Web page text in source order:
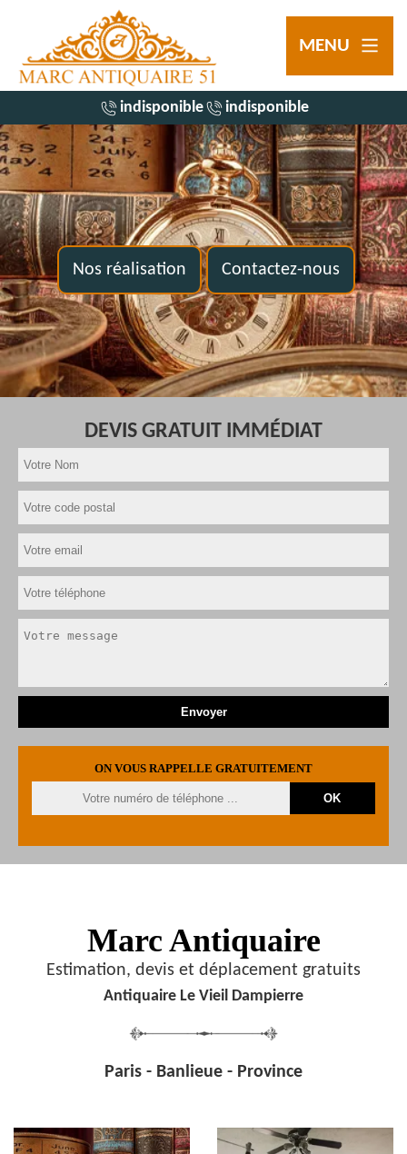
MENU
indisponible indisponible
Nos réalisation Contactez-nous
DEVIS GRATUIT IMMÉDIAT
ON VOUS RAPPELLE GRATUITEMENT
Marc Antiquaire
Estimation, devis et déplacement gratuits
Antiquaire Le Vieil Dampierre
Paris - Banlieue - Province